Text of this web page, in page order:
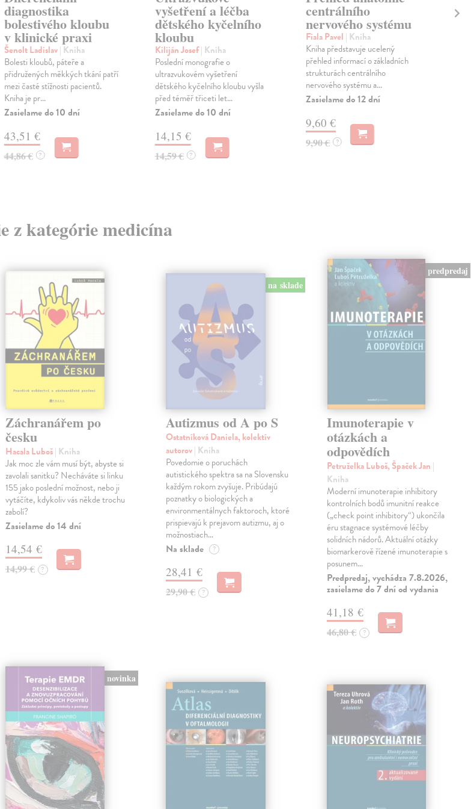
diagnostika
bolestivého kloubu
v klinické praxi
Šenolt Ladislav| Kniha
Bolesti kloubů, páteře a
přidružených měkkých tkání patří
mezi časté stížnosti pacientů.
Kniha je pr...
Zasielame do 10 dní
43,51 €
44,86 € ?
vyšetření a léčba
dětského kyčelního
kloubu
Kiliján Josef| Kniha
Poslední monografie o
ultrazvukovém vyšetření
dětského kyčelního kloubu vyšla
před téměř třiceti let...
Zasielame do 10 dní
14,15 €
14,59 € ?
centrálního
nervového systému
Fiala Pavel | Kniha
Kniha představuje ucelený
přehled informací o základních
strukturách centrálního
nervového systému a...
Zasielame do 12 dní
9,60 €
9,90 € ?
z kategórie medicína
Záchranářem po
česku
Hacala Luboš| Kniha
Jak moc zle vám musí být, abyste si
zavolali sanitku? Necháváte si linku
155 jako poslední možnost, nebo ji
vytáčíte, kdykoliv vás někde trochu
zabolí?
Zasielame do 14 dní
14,54 €
14,99 € ?
na sklade
Autizmus od A po S
Ostatníková Daniela, kolektív
autorov| Kniha
Povedomie o poruchách
autistického spektra sa na Slovensku
každým rokom zvyšuje. Pribúdajú
poznatky o biologických a
environmentálnych faktoroch, ktoré
prispievajú k prejavom autizmu, aj o
možnostiach…
Na sklade ?
28,41 €
29,90 € ?
predpredaj
Imunoterapie v
otázkách a
odpovědích
Petruželka Luboš, Špaček Jan |
Kniha
Moderní imunoterapie inhibitory
kontrolních bodů imunitní reakce
(„check point inhibitory“) ukončila
éru stagnace systémové léčby
solidních nádorů. Aktuální otázky
biomarkerově řízené imunoterapie s
posunem…
Predpredaj, vychádza 7.8.2026,
zasielame do 7 dní od vydania
41,18 €
46,80 € ?
novinka